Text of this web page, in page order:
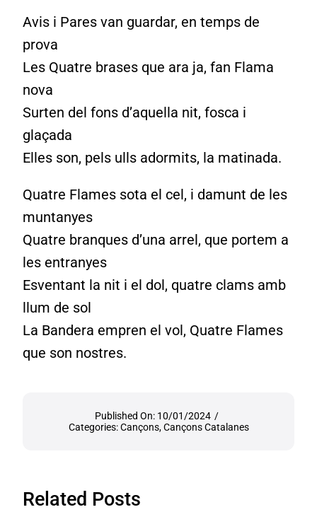
Avis i Pares van guardar, en temps de
prova
Les Quatre brases que ara ja, fan Flama
nova
Surten del fons d’aquella nit, fosca i
glaçada
Elles son, pels ulls adormits, la matinada.
Quatre Flames sota el cel, i damunt de les
muntanyes
Quatre branques d’una arrel, que portem a
les entranyes
Esventant la nit i el dol, quatre clams amb
llum de sol
La Bandera empren el vol, Quatre Flames
que son nostres.
Published On: 10/01/2024 /
Categories:Cançons,Cançons Catalanes
Related Posts